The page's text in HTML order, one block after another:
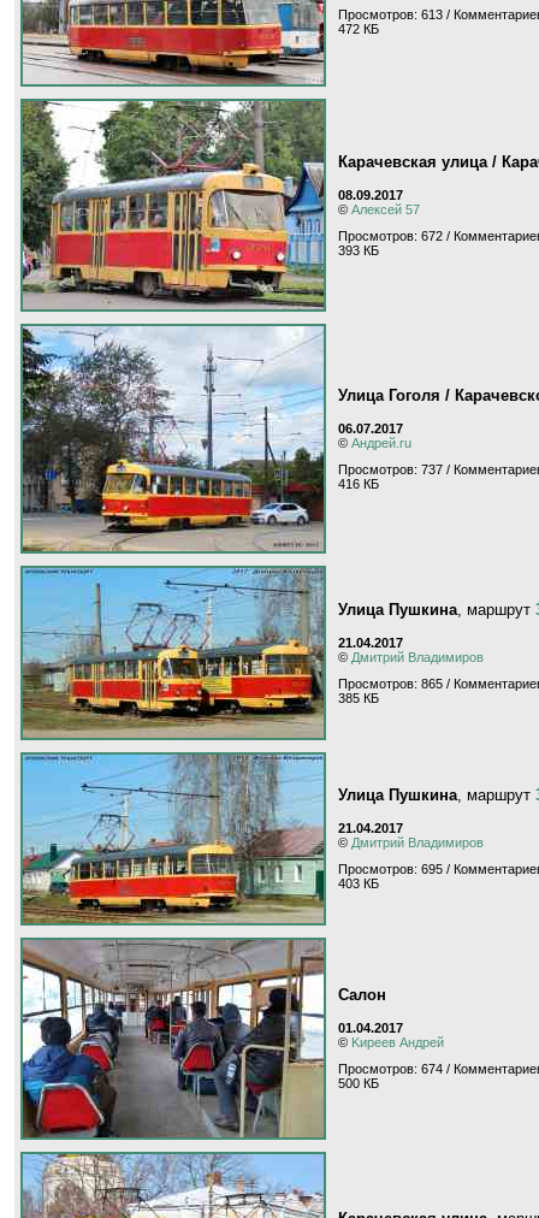
Просмотров: 613 /
472 КБ
Карачевская улица /
08.09.2017
© Алексей 57
Просмотров: 672 /
393 КБ
Улица Гоголя /
06.07.2017
© Андрей.ru
Просмотров: 737 /
416 КБ
Улица Пушкина, маршрут
21.04.2017
© Дмитрий Владимиров
Просмотров: 865 /
385 КБ
Улица Пушкина, маршрут
21.04.2017
© Дмитрий Владимиров
Просмотров: 695 /
403 КБ
Салон
01.04.2017
© Kиpeeв Aндpeй
Просмотров: 674 /
500 КБ